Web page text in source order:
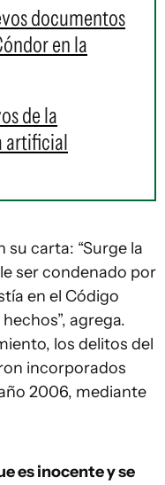
documentos
en la
de la
artificial
carta: “Surge la
ser condenado por
en el Código
agrega.
los delitos del
incorporados
2006, mediante
es inocente y se